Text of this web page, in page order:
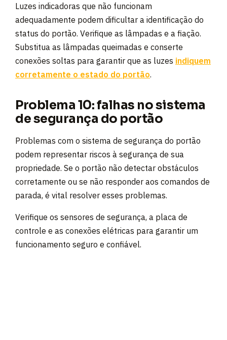
Luzes indicadoras que não funcionam
adequadamente podem dificultar a identificação do
status do portão. Verifique as lâmpadas e a fiação.
Substitua as lâmpadas queimadas e conserte
conexões soltas para garantir que as luzes indiquem
corretamente o estado do portão.
Problema 10: falhas no sistema
de segurança do portão
Problemas com o sistema de segurança do portão
podem representar riscos à segurança de sua
propriedade. Se o portão não detectar obstáculos
corretamente ou se não responder aos comandos de
parada, é vital resolver esses problemas.
Verifique os sensores de segurança, a placa de
controle e as conexões elétricas para garantir um
funcionamento seguro e confiável.